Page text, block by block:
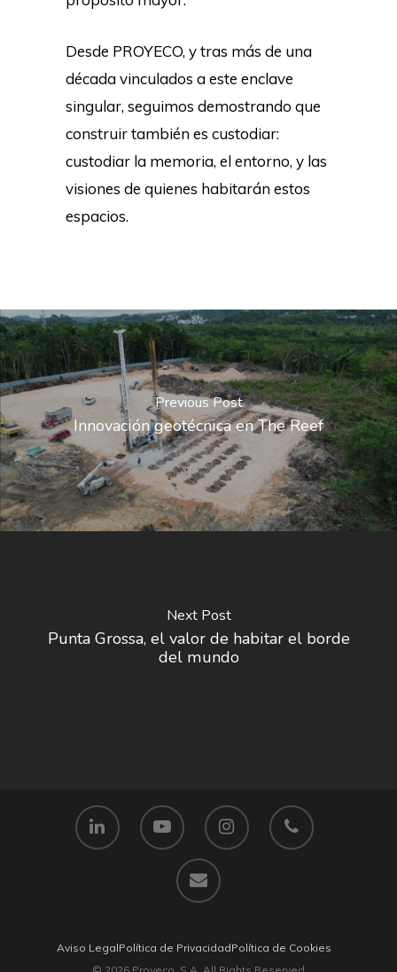
Desde PROYECO, y tras más de una
década vinculados a este enclave
singular, seguimos demostrando que
construir también es custodiar:
custodiar la memoria, el entorno, y las
visiones de quienes habitarán estos
espacios.
Previous Post
Innovación geotécnica en The Reef
Next Post
Punta Grossa, el valor de habitar el borde
del mundo
Aviso LegalPolítica de PrivacidadPolítica de Cookies